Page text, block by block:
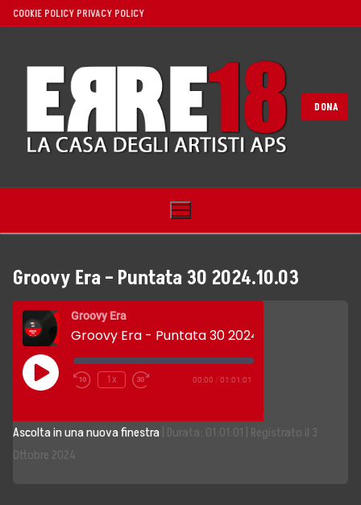
VaiCOOKIE POLICY PRIVACY POLICY
DONA
Home
Noi
Storia, Mission e Vision
Fondatori
Groovy Era – Puntata 30 2024.10.03
Groovy Era
Groovy Era - Puntata 30 2024.10.03
Play
Episode
1x 00:00 /01:01:01
Ascolta in una nuova finestra Durata: 01:01:01 Registrato il 3
Ottobre 2024